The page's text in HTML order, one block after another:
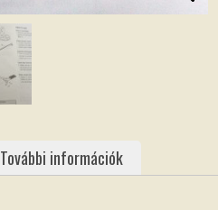
További információk